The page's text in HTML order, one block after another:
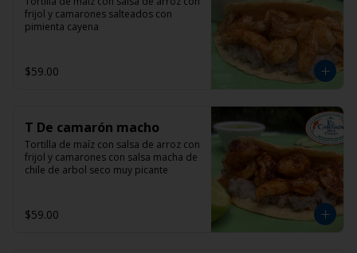
frijol y camarones salteados con
pimienta cayena
$59.00
T De camarón macho
Tortilla de maíz con salsa de arroz con
frijol y camarones con salsa macha de
chile de arbol seco muy picante
$59.00